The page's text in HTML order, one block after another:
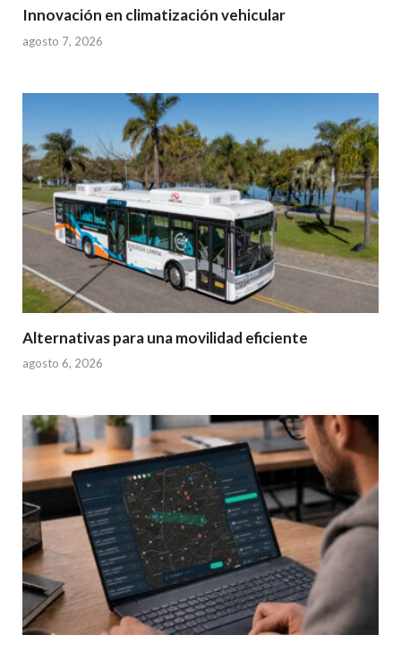
Innovación en climatización vehicular
agosto 7, 2026
Alternativas para una movilidad eficiente
agosto 6, 2026